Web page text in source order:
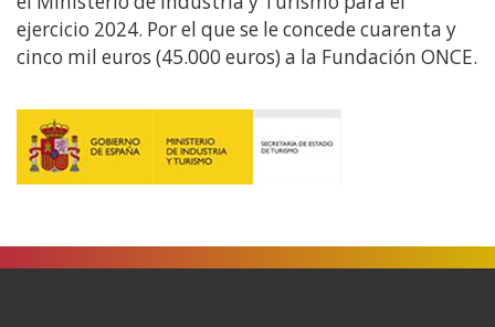
ejercicio 2024. Por el que se le concede cuarenta y
cinco mil euros (45.000 euros) a la Fundación ONCE.